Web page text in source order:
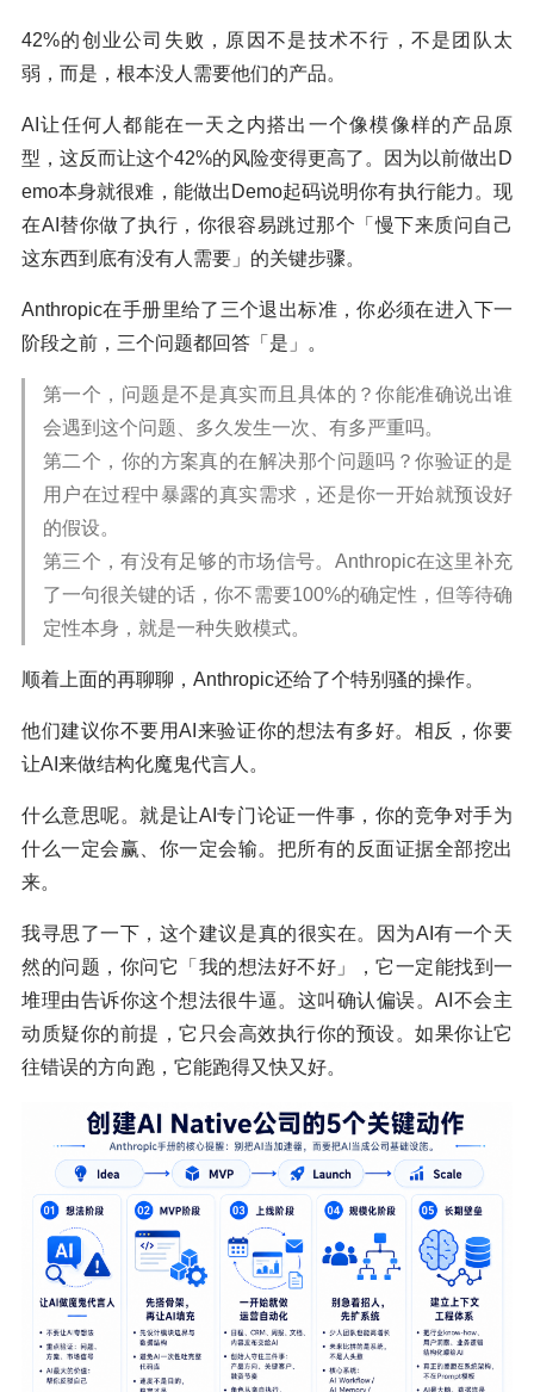
42%的创业公司失败，原因不是技术不行，不是团队太
弱，而是，根本没人需要他们的产品。
AI让任何人都能在一天之内搭出一个像模像样的产品原
型，这反而让这个42%的风险变得更高了。因为以前做出D
emo本身就很难，能做出Demo起码说明你有执行能力。现
在AI替你做了执行，你很容易跳过那个「慢下来质问自己
这东西到底有没有人需要」的关键步骤。
Anthropic在手册里给了三个退出标准，你必须在进入下一
阶段之前，三个问题都回答「是」。
第一个，问题是不是真实而且具体的？你能准确说出谁
会遇到这个问题、多久发生一次、有多严重吗。
第二个，你的方案真的在解决那个问题吗？你验证的是
用户在过程中暴露的真实需求，还是你一开始就预设好
的假设。
第三个，有没有足够的市场信号。Anthropic在这里补充
了一句很关键的话，你不需要100%的确定性，但等待确
定性本身，就是一种失败模式。
顺着上面的再聊聊，Anthropic还给了个特别骚的操作。
他们建议你不要用AI来验证你的想法有多好。相反，你要
让AI来做结构化魔鬼代言人。
什么意思呢。就是让AI专门论证一件事，你的竞争对手为
什么一定会赢、你一定会输。把所有的反面证据全部挖出
来。
我寻思了一下，这个建议是真的很实在。因为AI有一个天
然的问题，你问它「我的想法好不好」，它一定能找到一
堆理由告诉你这个想法很牛逼。这叫确认偏误。AI不会主
动质疑你的前提，它只会高效执行你的预设。如果你让它
往错误的方向跑，它能跑得又快又好。